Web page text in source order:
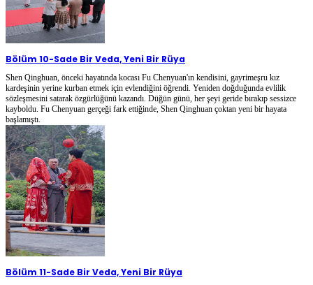
Bölüm 10-Sade Bir Veda, Yeni Bir Rüya
Shen Qinghuan, önceki hayatında kocası Fu Chenyuan'ın kendisini, gayrimeşru kız
kardeşinin yerine kurban etmek için evlendiğini öğrendi. Yeniden doğduğunda evlilik
sözleşmesini satarak özgürlüğünü kazandı. Düğün günü, her şeyi geride bırakıp sessizce
kayboldu. Fu Chenyuan gerçeği fark ettiğinde, Shen Qinghuan çoktan yeni bir hayata
başlamıştı.
Bölüm 11-Sade Bir Veda, Yeni Bir Rüya